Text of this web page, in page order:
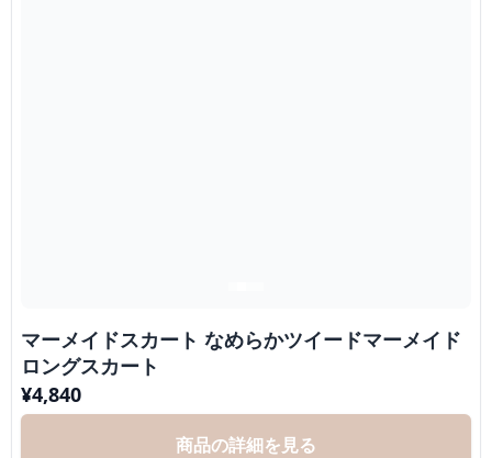
マーメイドスカート なめらかツイードマーメイド
ロングスカート
¥4,840
商品の詳細を見る